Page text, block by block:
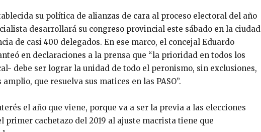
su política de alianzas de cara al proceso electoral del año
desarrollará su congreso provincial este sábado en la ciudad
de casi 400 delegados. En ese marco, el concejal Eduardo
en declaraciones a la prensa que “la prioridad en todos los
debe ser lograr la unidad de todo el peronismo, sin exclusiones,
que resuelva sus matices en las PASO”.
el año que viene, porque va a ser la previa a las elecciones
primer cachetazo del 2019 al ajuste macrista tiene que